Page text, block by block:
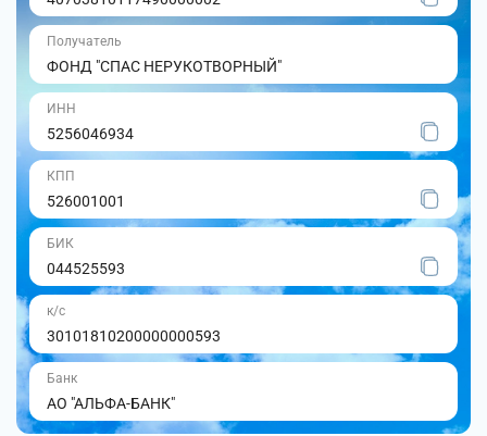
Получатель
ФОНД "СПАС НЕРУКОТВОРНЫЙ"
ИНН
5256046934
КПП
526001001
БИК
044525593
к/с
30101810200000000593
Банк
АО "АЛЬФА-БАНК"